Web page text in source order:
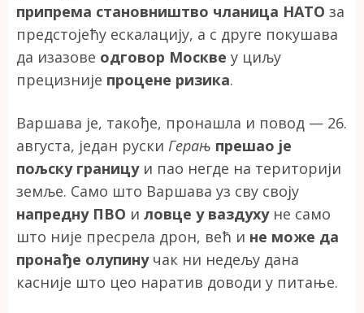
припрема становништво чланица НАТО за
предстојећу ескалацију, а с друге покушава
да изазове одговор Москве у циљу
прецизније процене ризика.
Варшава је, такође, пронашла и повод — 26.
августа, један руски Герањ прешао је
пољску границуи пао негде на територији
земље. Само што Варшава уз сву своју
напредну ПВО и ловце у ваздухуне само
што није пресрела дрон, већ и не може да
пронађе олупинучак ни недељу дана
касније што цео наратив доводи у питање.